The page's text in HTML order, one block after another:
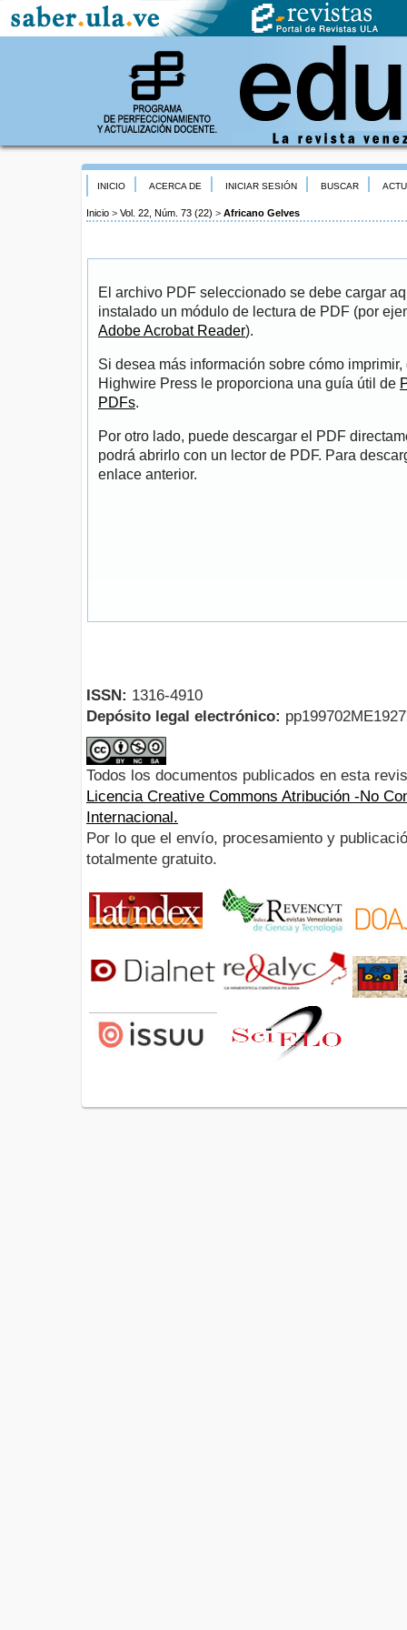
INICIO ACERCA DE INICIAR SESIÓN BUSCAR
Inicio > Vol. 22, Núm. 73 (22) > Africano Gelves
El archivo PDF seleccionado se debe cargar
instalado un módulo de lectura de PDF (por
Adobe Acrobat Reader).
Si desea más información sobre cómo
Highwire Press le proporciona una guía útil de
PDFs.
Por otro lado, puede descargar el PDF
podrá abrirlo con un lector de PDF. Para
enlace anterior.
ISSN: 1316-4910
Depósito legal electrónico:
Todos los documentos publicados en esta
Licencia Creative Commons Atribución -No
Internacional.
Por lo que el envío, procesamiento y
totalmente gratuito.